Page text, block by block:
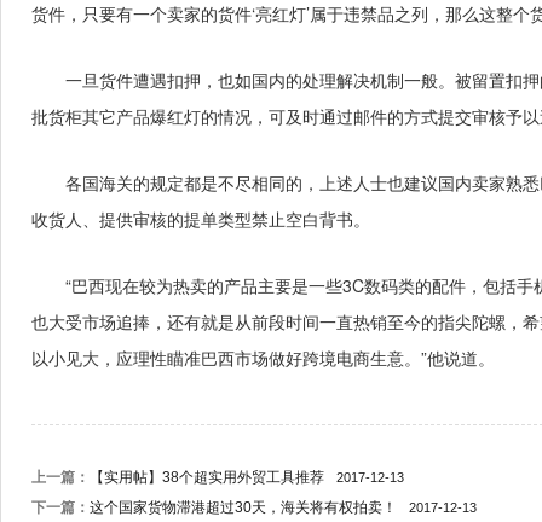
货件，只要有一个卖家的货件‘亮红灯’属于违禁品之列，那么这整个
一旦货件遭遇扣押，也如国内的处理解决机制一般。被留置扣
批货柜其它产品爆红灯的情况，可及时通过邮件的方式提交审核予
各国海关的规定都是不尽相同的，上述人士也建议国内卖家熟
收货人、提供审核的提单类型禁止空白背书。
“巴西现在较为热卖的产品主要是一些3C数码类的配件，包括
也大受市场追捧，还有就是从前段时间一直热销至今的指尖陀螺，
以小见大，应理性瞄准巴西市场做好跨境电商生意。”他说道。
上一篇： 【实用帖】38个超实用外贸工具推荐 2017-12-13
下一篇： 这个国家货物滞港超过30天，海关将有权拍卖！ 2017-12-13